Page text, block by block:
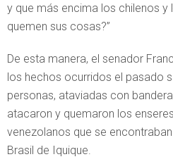
y que más encima los chilenos y
quemen sus cosas?”
De esta manera, el senador
los hechos ocurridos el pasado
personas, ataviadas con
atacaron y quemaron los
venezolanos que se
Brasil de Iquique.